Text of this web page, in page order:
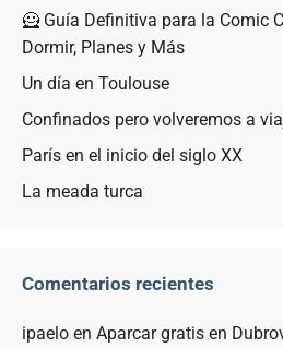
🦸 Guía Definitiva para la Comic
Dormir, Planes y Más
Un día en Toulouse
Confinados pero volveremos a
París en el inicio del siglo XX
La meada turca
Comentarios recientes
ipaelo en Aparcar gratis en